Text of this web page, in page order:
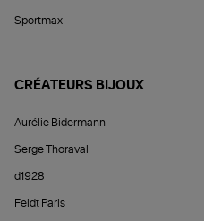
Sportmax
CRÉATEURS BIJOUX
Aurélie Bidermann
Serge Thoraval
d1928
Feidt Paris